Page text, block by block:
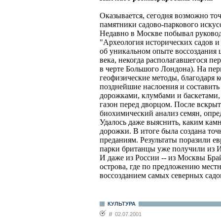
Оказывается, сегодня возможно
памятники садово-паркового
Недавно в Москве побывал
"Археология исторических садов
об уникальном опыте
века, некогда располагавшегося
в черте Большого Лондона). На
геофизические методы, благодаря
позднейшие наслоения и
дорожками, клумбами и
газон перед дворцом. После
биохимический анализ семян,
Удалось даже выяснить, каким
дорожки. В итоге была создана
преданиям. Результаты поразили
парки британцы уже получили
И даже из России -- из Москвы
острова, где по предложению
воссозданием самых северных
КУЛЬТУРА
// 02.07.2001